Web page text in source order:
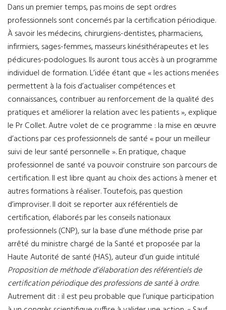
Dans un premier temps, pas moins de sept ordres
professionnels sont concernés par la certification périodique.
À savoir les médecins, chirurgiens-dentistes, pharmaciens,
infirmiers, sages-femmes, masseurs kinésithérapeutes et les
pédicures-podologues. Ils auront tous accès à un programme
individuel de formation. L’idée étant que « les actions menées
permettent à la fois d’actualiser compétences et
connaissances, contribuer au renforcement de la qualité des
pratiques et améliorer la relation avec les patients », explique
le Pr Collet. Autre volet de ce programme : la mise en œuvre
d’actions par ces professionnels de santé « pour un meilleur
suivi de leur santé personnelle ». En pratique, chaque
professionnel de santé va pouvoir construire son parcours de
certification. Il est libre quant au choix des actions à mener et
autres formations à réaliser. Toutefois, pas question
d’improviser. Il doit se reporter aux référentiels de
certification, élaborés par les conseils nationaux
professionnels (CNP), sur la base d’une méthode prise par
arrêté du ministre chargé de la Santé et proposée par la
Haute Autorité de santé (HAS), auteur d’un guide intitulé
Proposition de méthode d’élaboration des référentiels de
certification périodique des professions de santé à ordre.
Autrement dit : il est peu probable que l’unique participation